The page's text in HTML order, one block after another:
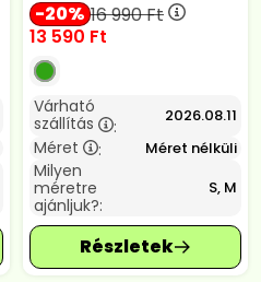
20 16 990Ft
13 590 Ft
Várható
szállítás
: 2026.08.11
Méret : Méret nélküli
Milyen
méretre
ajánljuk?:
S, M